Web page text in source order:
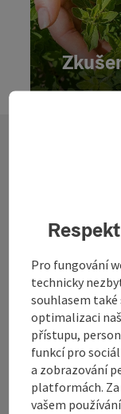
pro
Pro fungování
technicky
souhlasem
optimalizaci
přístupu,
funkcí pro
a zobrazování
platformách.
vašem